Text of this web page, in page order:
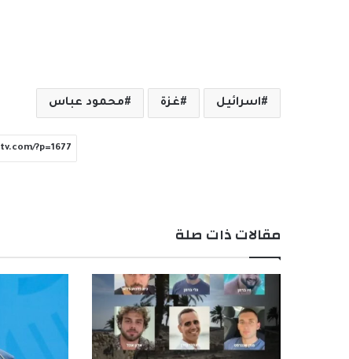
اسرائيل غزة محمود عباس
مقالات ذات صلة